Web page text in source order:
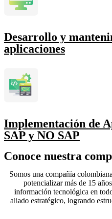
Desarrollo y
aplicaciones
Implementación de
SAP y NO SAP
Conoce nuestra
Somos una compañía
potencializar más de 15
información tecnológica en
aliado estratégico, logrando